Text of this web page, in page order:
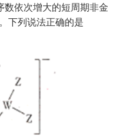
数依次增大的短周期非金
下列说法正确的是